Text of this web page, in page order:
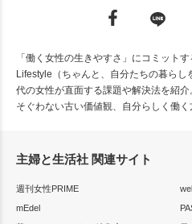
「働く女性の生きやすさ」にコミット
Lifestyle（ちゃんと、自分たちの暮ら
代の女性が直面する課題や解決法を紹
そぐわない古い価値観、自分らしく働
主婦と生活社 関連サイト
週刊女性PRIME
mEdel